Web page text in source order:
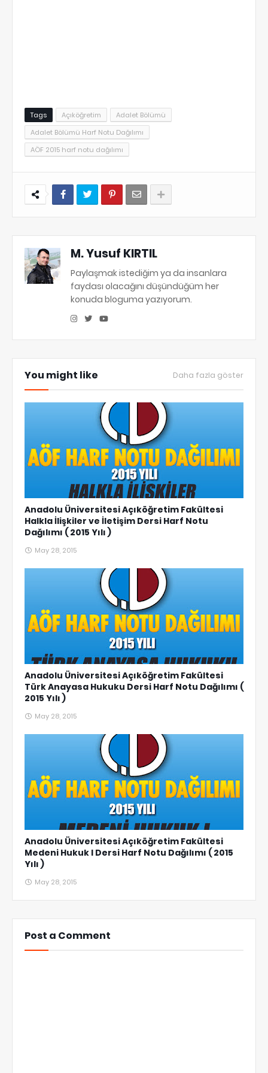
Tags Açıköğretim
Adalet Bölümü
Adalet Bölümü Harf Notu Dağılımı
AÖF 2015 harf notu dağılımı
M. Yusuf KIRTIL
Paylaşmak istediğim ya da insanlara
faydası olacağını düşündüğüm her
konuda bloguma yazıyorum.
You might like Daha fazla göster
Anadolu Üniversitesi Açıköğretim Fakültesi
Halkla İlişkiler ve İletişim Dersi Harf Notu
Dağılımı ( 2015 Yılı )
May 28, 2015
Anadolu Üniversitesi Açıköğretim Fakültesi
Türk Anayasa Hukuku Dersi Harf Notu Dağılımı (
2015 Yılı )
May 28, 2015
Anadolu Üniversitesi Açıköğretim Fakültesi
Medeni Hukuk I Dersi Harf Notu Dağılımı ( 2015
Yılı )
May 28, 2015
Post a Comment